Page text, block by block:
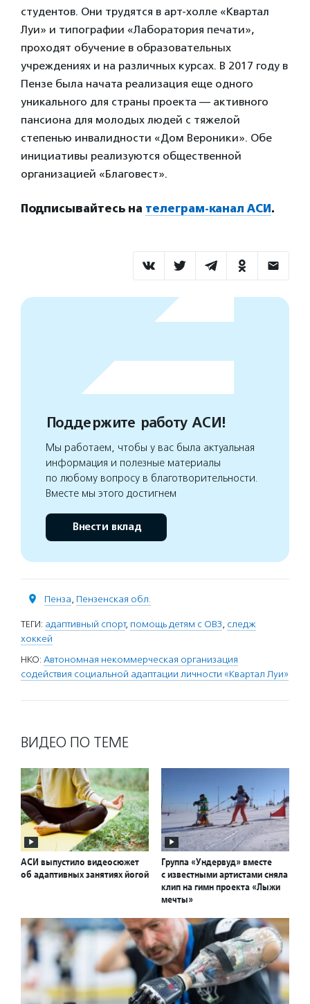
студентов. Они трудятся в арт-холле «Квартал
Луи» и типографии «Лаборатория печати»,
проходят обучение в образовательных
учреждениях и на различных курсах. В 2017 году в
Пензе была начата реализация еще одного
уникального для страны проекта — активного
пансиона для молодых людей с тяжелой
степенью инвалидности «Дом Вероники». Обе
инициативы реализуются общественной
организацией «Благовест».
Подписывайтесь на телеграм-канал АСИ.
Поддержите работу АСИ!
Мы работаем, чтобы у вас была актуальная
информация и полезные материалы
по любому вопросу в благотворительности.
Вместе мы этого достигнем
Внести вклад
Пенза, Пензенская обл.
ТЕГИ: адаптивный спорт, помощь детям с ОВЗ, следж
хоккей
НКО: Автономная некоммерческая организация
содействия социальной адаптации личности «Квартал Луи»
ВИДЕО ПО ТЕМЕ
АСИ выпустило видеосюжет
об адаптивных занятиях йогой
Группа «Ундервуд» вместе
с известными артистами сняла
клип на гимн проекта «Лыжи
мечты»